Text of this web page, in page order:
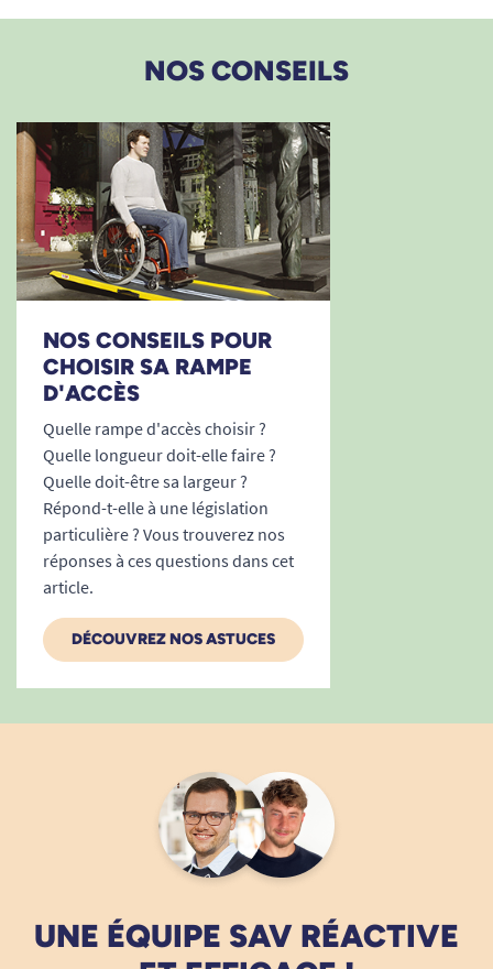
NOS CONSEILS
NOS CONSEILS POUR
CHOISIR SA RAMPE
D'ACCÈS
Quelle rampe d'accès choisir ?
Quelle longueur doit-elle faire ?
Quelle doit-être sa largeur ?
Répond-t-elle à une législation
particulière ? Vous trouverez nos
réponses à ces questions dans cet
article.
DÉCOUVREZ NOS ASTUCES
UNE ÉQUIPE SAV RÉACTIVE